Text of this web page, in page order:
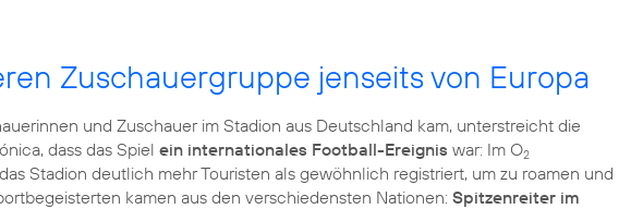
Zuschauergruppe jenseits von Europa
und Zuschauer im Stadion aus Deutschland kam, unterstreicht die
dass das Spiel ein internationales Football-Ereignis war: Im O2
Stadion deutlich mehr Touristen als gewöhnlich registriert, um zu roamen und
kamen aus den verschiedensten Nationen: Spitzenreiter im